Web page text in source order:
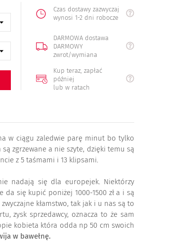
Czas dostawy zazwyczaj
wynosi 1-2 dni robocze
DARMOWA dostawa
DARMOWY
zwrot/wymiana
Kup teraz, zapłać
później
lub w ratach
w ciągu zaledwie parę minut bo tylko
zgrzewane a nie szyte, dzięki temu są
z 5 taśmami i 13 klipsami.
nadają się dla europejek. Niektórzy
się kupić poniżej 1000-1500 zł a i są
kłamstwo, tak jak i u nas są to
zysk sprzedawcy, oznacza to że sam
kobieta która odda np 50 cm swoich
w bawełnę.